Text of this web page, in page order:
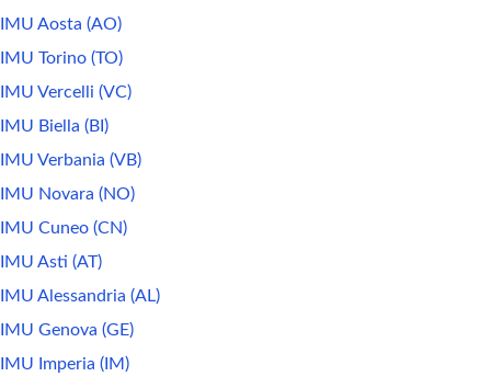
IMU Aosta (AO)
IMU Torino (TO)
IMU Vercelli (VC)
IMU Biella (BI)
IMU Verbania (VB)
IMU Novara (NO)
IMU Cuneo (CN)
IMU Asti (AT)
IMU Alessandria (AL)
IMU Genova (GE)
IMU Imperia (IM)